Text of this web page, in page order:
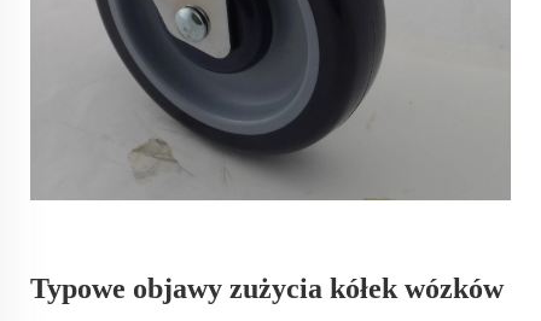
Typowe objawy zużycia kółek wózków